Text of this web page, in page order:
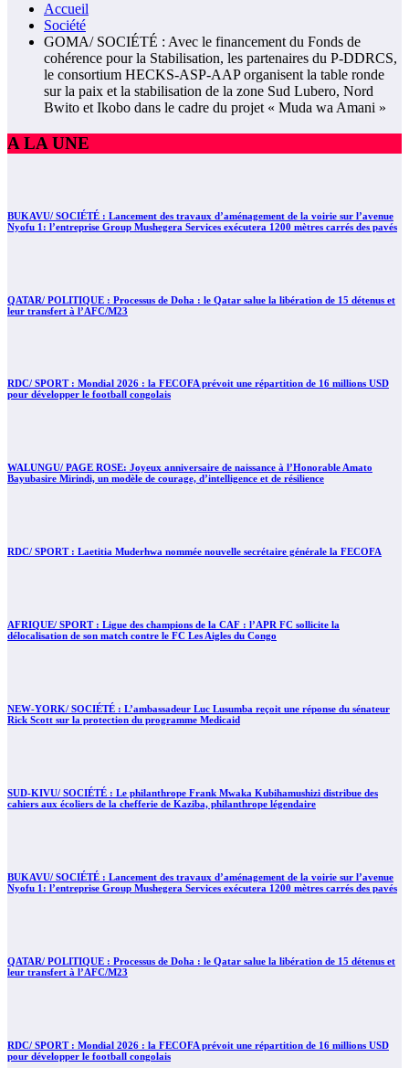
Accueil
Société
GOMA/ SOCIÉTÉ : Avec le financement du Fonds de
cohérence pour la Stabilisation, les partenaires du P-DDRCS,
le consortium HECKS-ASP-AAP organisent la table ronde
sur la paix et la stabilisation de la zone Sud Lubero, Nord
Bwito et Ikobo dans le cadre du projet « Muda wa Amani »
A LA UNE
BUKAVU/ SOCIÉTÉ : Lancement des travaux d’aménagement de la voirie sur l’avenue
Nyofu 1: l’entreprise Group Mushegera Services exécutera 1200 mètres carrés des pavés
QATAR/ POLITIQUE : Processus de Doha : le Qatar salue la libération de 15 détenus et
leur transfert à l’AFC/M23
RDC/ SPORT : Mondial 2026 : la FECOFA prévoit une répartition de 16 millions USD
pour développer le football congolais
WALUNGU/ PAGE ROSE: Joyeux anniversaire de naissance à l’Honorable Amato
Bayubasire Mirindi, un modèle de courage, d’intelligence et de résilience
RDC/ SPORT : Laetitia Muderhwa nommée nouvelle secrétaire générale la FECOFA
AFRIQUE/ SPORT : Ligue des champions de la CAF : l’APR FC sollicite la
délocalisation de son match contre le FC Les Aigles du Congo
NEW-YORK/ SOCIÉTÉ : L’ambassadeur Luc Lusumba reçoit une réponse du sénateur
Rick Scott sur la protection du programme Medicaid
SUD-KIVU/ SOCIÉTÉ : Le philanthrope Frank Mwaka Kubihamushizi distribue des
cahiers aux écoliers de la chefferie de Kaziba, philanthrope légendaire
BUKAVU/ SOCIÉTÉ : Lancement des travaux d’aménagement de la voirie sur l’avenue
Nyofu 1: l’entreprise Group Mushegera Services exécutera 1200 mètres carrés des pavés
QATAR/ POLITIQUE : Processus de Doha : le Qatar salue la libération de 15 détenus et
leur transfert à l’AFC/M23
RDC/ SPORT : Mondial 2026 : la FECOFA prévoit une répartition de 16 millions USD
pour développer le football congolais